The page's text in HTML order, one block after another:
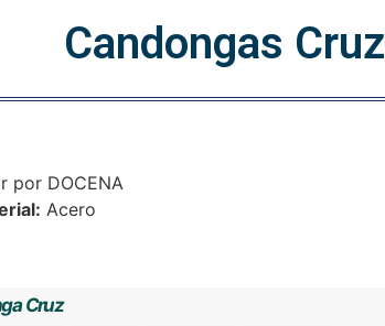
Candongas Cruz
por DOCENA
Acero
Cruz